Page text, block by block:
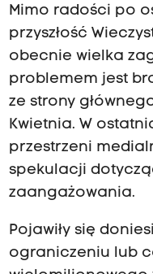
Mimo radości po
przyszłość
obecnie wielka
problemem jest
ze strony
Kwietnia. W
przestrzeni
spekulacji
zaangażowania.
Pojawiły się
ograniczeniu lub